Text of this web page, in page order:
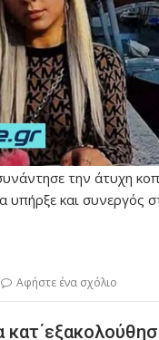
την άτυχη
υπήρξε και συνεργός
Αφήστε ένα σχόλιο